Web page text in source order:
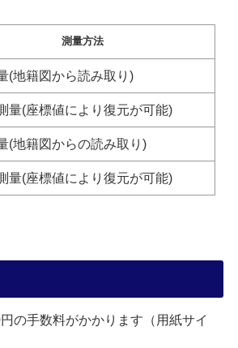
測量方法
(地籍図から読み取り)
量(座標値により復元が可能)
(地籍図からの読み取り)
量(座標値により復元が可能)
の手数料がかかります（用紙サイ